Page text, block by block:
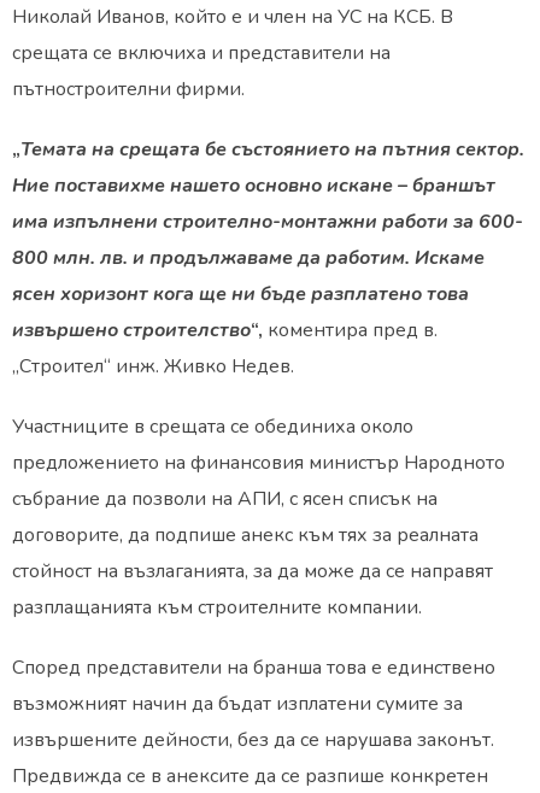
Николай Иванов, който е и член на УС на КСБ. В
срещата се включиха и представители на
пътностроителни фирми.
„Темата на срещата бе състоянието на пътния сектор.
Ние поставихме нашето основно искане – браншът
има изпълнени строително-монтажни работи за 600-
800 млн. лв. и продължаваме да работим. Искаме
ясен хоризонт кога ще ни бъде разплатено това
извършено строителство“, коментира пред в.
„Строител“ инж. Живко Недев.
Участниците в срещата се обединиха около
предложението на финансовия министър Народното
събрание да позволи на АПИ, с ясен списък на
договорите, да подпише анекс към тях за реалната
стойност на възлаганията, за да може да се направят
разплащанията към строителните компании.
Според представители на бранша това е единствено
възможният начин да бъдат изплатени сумите за
извършените дейности, без да се нарушава законът.
Предвижда се в анексите да се разпише конкретен